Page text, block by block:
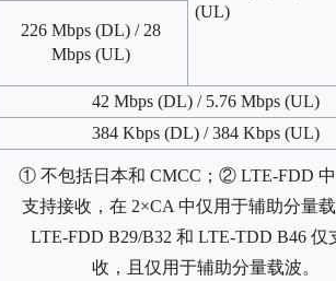
(UL)
226 Mbps (DL) / 28
Mbps (UL)
42 Mbps (DL) / 5.76 Mbps (UL)
384 Kbps (DL) / 384 Kbps (UL)
① 不包括日本和 CMCC；② LTE-FDD
支持接收，在 2×CA 中仅用于辅助分量
LTE-FDD B29/B32 和 LTE-TDD B46 仅
收，且仅用于辅助分量载波。